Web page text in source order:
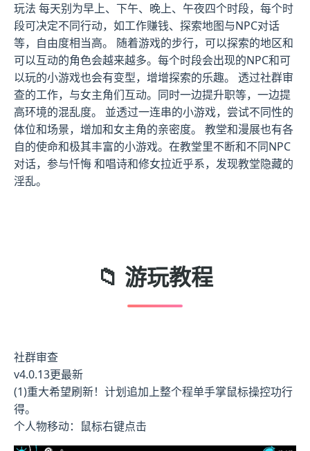
玩法 每天别为早上、下午、晚上、午夜四个时段，每个时
段可决定不同行动，如工作赚钱、探索地图与NPC对话
等，自由度相当高。 随着游戏的步行，可以探索的地区和
可以互动的角色会越来越多。每个时段会出现的NPC和可
以玩的小游戏也会有变型，增增探索的乐趣。 透过社群审
查的工作，与女主角们互动。同时一边提升职等，一边提
高环境的混乱度。 並透过一连串的小游戏，尝试不同性的
体位和场景，增加和女主角的亲密度。 教堂和漫展也有各
自的使命和极其丰富的小游戏。在教堂里不断和不同NPC
对话，参与忏悔 和唱诗和修女拉近乎系，发现教堂隐藏的
淫乱。
📁 游玩教程
社群审查
v4.0.13更最新
(1)重大希望刷新！计划追加上整个程单手掌鼠标操控功行
得。
个人物移动：鼠标右键点击